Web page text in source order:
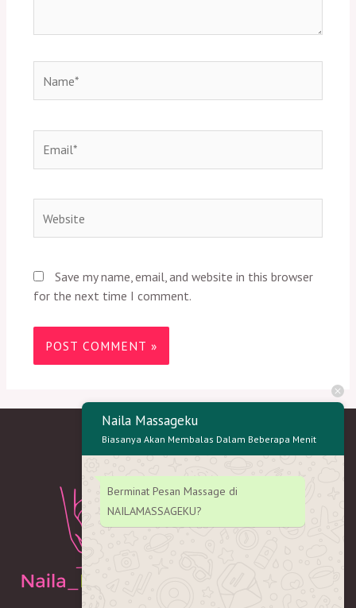
Save my name, email, and website in this browser
for the next time I comment.
Naila Massageku
Biasanya Akan Membalas Dalam Beberapa Menit
Berminat Pesan Massage di
NAILAMASSAGEKU?